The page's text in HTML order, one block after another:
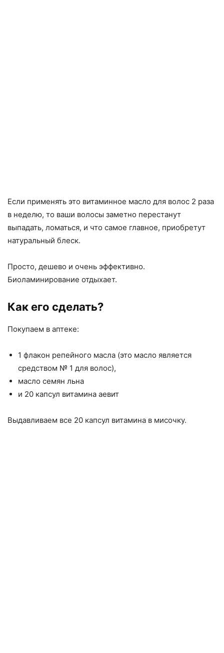
Если применять это витаминное масло для волос 2 раза
в неделю, то ваши волосы заметно перестанут
выпадать, ломаться, и что самое главное, приобретут
натуральный блеск.
Просто, дешево и очень эффективно.
Биоламинирование отдыхает.
Как его сделать?
Покупаем в аптеке:
1 флакон репейного масла (это масло является
средством № 1 для волос),
масло семян льна
и 20 капсул витамина аевит
Выдавливаем все 20 капсул витамина в мисочку.